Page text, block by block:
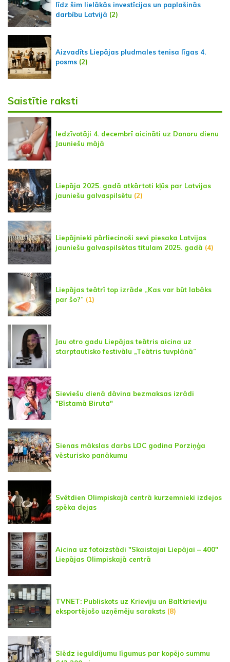
līdz šim lielākās investīcijas un paplašinās
darbību Latvijā (2)
Aizvadīts Liepājas pludmales tenisa līgas 4.
posms (2)
Saistītie raksti
Iedzīvotāji 4. decembrī aicināti uz Donoru dienu
Jauniešu mājā
Liepāja 2025. gadā atkārtoti kļūs par Latvijas
jauniešu galvaspilsētu (2)
Liepājnieki pārliecinoši sevi piesaka Latvijas
jauniešu galvaspilsētas titulam 2025. gadā (4)
Liepājas teātrī top izrāde „Kas var būt labāks
par šo?” (1)
Jau otro gadu Liepājas teātris aicina uz
starptautisko festivālu „Teātris tuvplānā”
Sieviešu dienā dāvina bezmaksas izrādi
"Bīstamā Biruta"
Sienas mākslas darbs LOC godina Porziņģa
vēsturisko panākumu
Svētdien Olimpiskajā centrā kurzemnieki izdejos
spēka dejas
Aicina uz fotoizstādi "Skaistajai Liepājai – 400"
Liepājas Olimpiskajā centrā
TVNET: Publiskots uz Krieviju un Baltkrieviju
eksportējošo uzņēmēju saraksts (8)
Slēdz ieguldījumu līgumus par kopējo summu